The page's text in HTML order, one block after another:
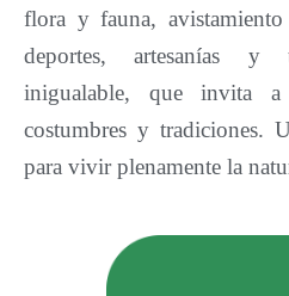
flora y fauna,
deportes, artesanías y
inigualable, que invita
costumbres y tradiciones.
para vivir plenamente la